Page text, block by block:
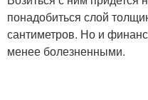
понадобиться слой
сантиметров. Но и
менее болезненными.